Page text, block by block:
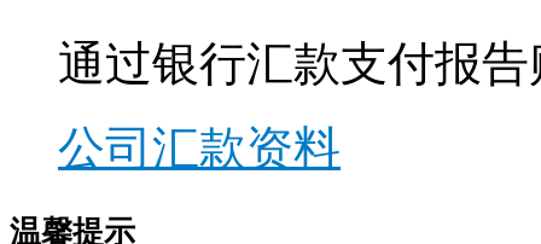
通过银行汇款支付报
公司汇款资料
温馨提示